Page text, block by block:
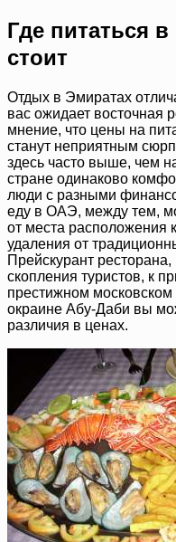
Где питаться
стоит
Отдых в Эмиратах
вас ожидает восточная
мнение, что цены на
станут неприятным
здесь часто выше, чем
стране одинаково
люди с разными
еду в ОАЭ, между тем,
от места расположения
удаления от
Прейскурант
скопления туристов, к
престижном московском
окраине Абу-Даби вы
различия в ценах.